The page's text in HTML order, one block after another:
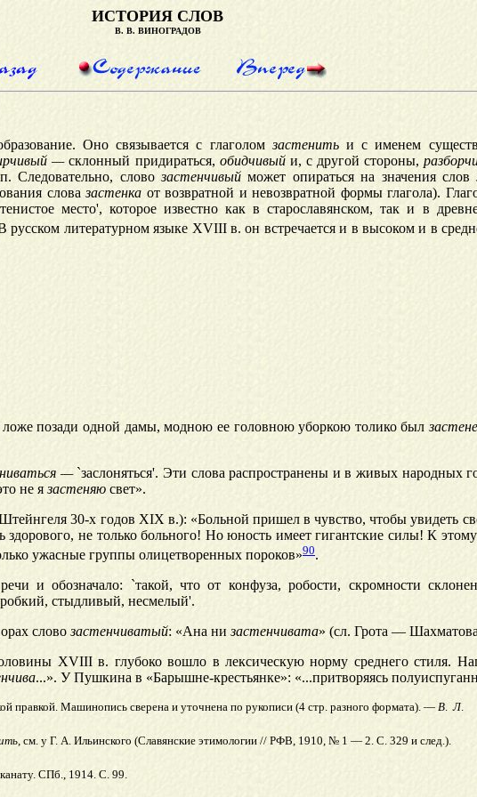
ИСТОРИЯ СЛОВ
В. В. ВИНОГРАДОВ
Оно связывается с глаголомзастенитьи с именем
—склонный придираться, обидчивыйи, с другой стороны,
Следовательно, словозастенчивыйможет опираться на значения слов
словазастенка от возвратной и невозвратной формы глагола).
место', которое известно как в старославянском, так и в
русском литературном языке XVIII в. он встречается и в высоком и в
позади одной дамы, модною ее головною уборкою толико был
—`заслоняться'. Эти слова распространены и в живых народных
не язастеняю свет».
30-х годов XIX в.): «Больной пришел в чувство, чтобы увидеть
не только больного! Но юность имеет гигантские силы! К
ужасные группы олицетворенных пороков»90.
и обозначало: `такой, что от конфуза, робости, скромности склонен
стыдливый, несмелый'.
слово застенчиватый: «Ана низастенчивата» (сл. Грота —
XVIII в. глубоко вошло в лексическую норму среднего стиля.
...». У Пушкина в «Барышне-крестьянке»: «...притворяясь
правкой. Машинопись сверена и уточнена по рукописи (4 стр. разного формата). —В. Л.
, см. у Г. А. Ильинского (Славянские этимологии // РФВ, 1910, № 1 — 2. С. 329 и след.).
СПб., 1914. С. 99.